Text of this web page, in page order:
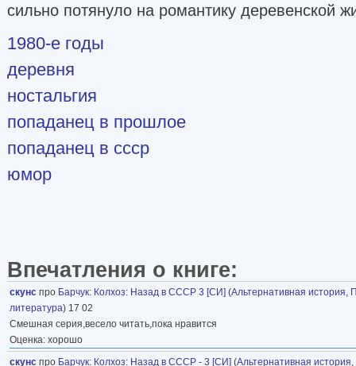
сильно потянуло на романтику деревенской
1980-е годы
деревня
ностальгия
попаданец в прошлое
попаданец в ссср
юмор
Впечатления о книге:
скунс про Барчук: Колхоз: Назад в СССР 3 [СИ] (Альтернативная история,
литература) 17 02
Смешная серия,весело читать,пока нравится
Оценка: хорошо
скунс про Барчук: Колхоз: Назад в СССР - 3 [СИ] (Альтернативная история,